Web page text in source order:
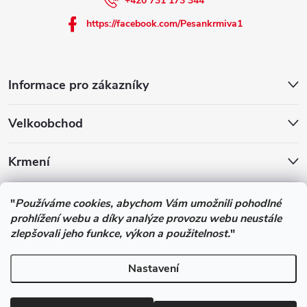
"Používáme cookies, abychom Vám umožnili pohodlné
prohlížení webu a díky analýze provozu webu neustále
zlepšovali jeho funkce, výkon a použitelnost."
Nastavení
Informace pro zákazníky
Velkoobchod
Krmení
https://facebook.com/Pesankrmiva1
Podle zákona o evidenci tržeb je prodávající povinen vystavit
kupujícímu účtenku. Zároveň je povinen zaevidovat přijatou tržbu u
správce daně online; v případě technického výpadku pak nejpozději
do 48 hodin.
Copyright 2026Pesan-Krmiva - obchod s chovatelskými potřebami.
Všechna práva vyhrazena.Upravit nastavení cookies